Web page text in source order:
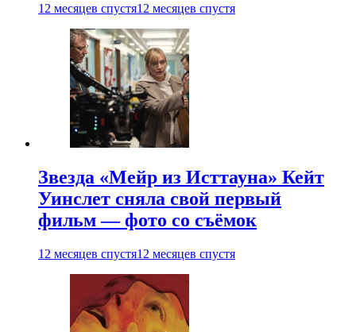
12 месяцев спустя12 месяцев спустя
Звезда «Мейр из Исттауна» Кейт
Уинслет сняла свой первый
фильм — фото со съёмок
12 месяцев спустя12 месяцев спустя